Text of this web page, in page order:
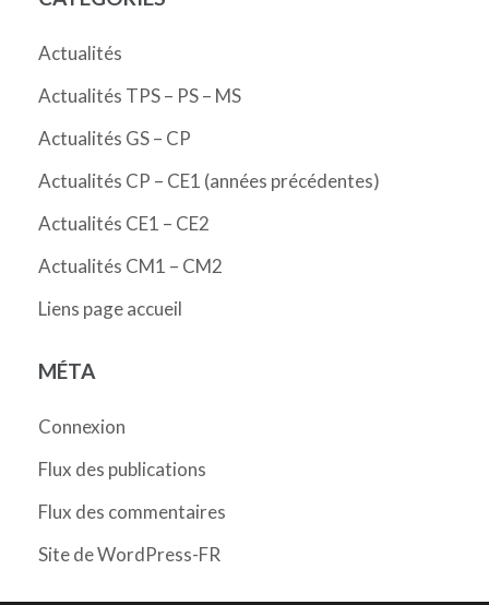
Actualités
Actualités TPS – PS – MS
Actualités GS – CP
Actualités CP – CE1 (années précédentes)
Actualités CE1 – CE2
Actualités CM1 – CM2
Liens page accueil
MÉTA
Connexion
Flux des publications
Flux des commentaires
Site de WordPress-FR